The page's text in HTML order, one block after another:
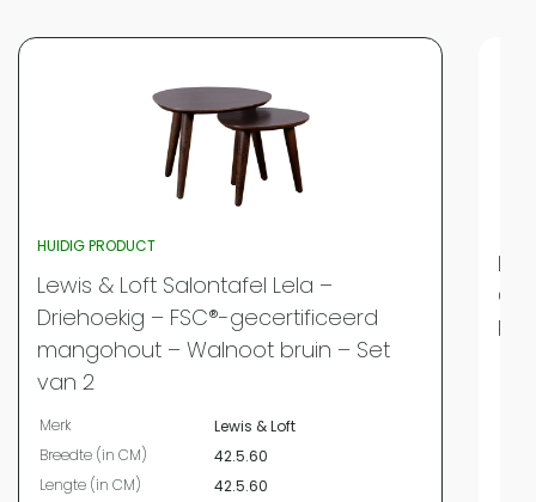
HUIDIG PRODUCT
Lewis & Loft Salontafel Lela –
Driehoekig – FSC®-gecertificeerd
mangohout – Walnoot bruin – Set
van 2
Merk
Lewis & Loft
Breedte (in CM)
42.5.60
Lengte (in CM)
42.5.60